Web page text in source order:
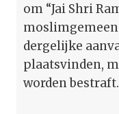
om “Jai Shri
dergelijke
plaatsvinden,
worden bestraft.